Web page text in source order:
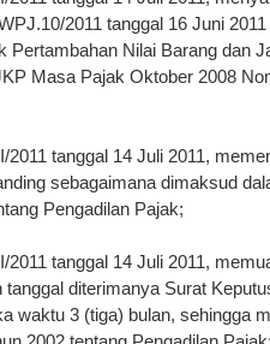
2011 tanggal 16 Juni
Pertambahan Nilai Barang dan
Masa Pajak Oktober 2008
tanggal 14 Juli 2011,
sebagaimana dimaksud
Pengadilan Pajak;
tanggal 14 Juli 2011,
diterimanya Surat
waktu 3 (tiga) bulan, sehingga